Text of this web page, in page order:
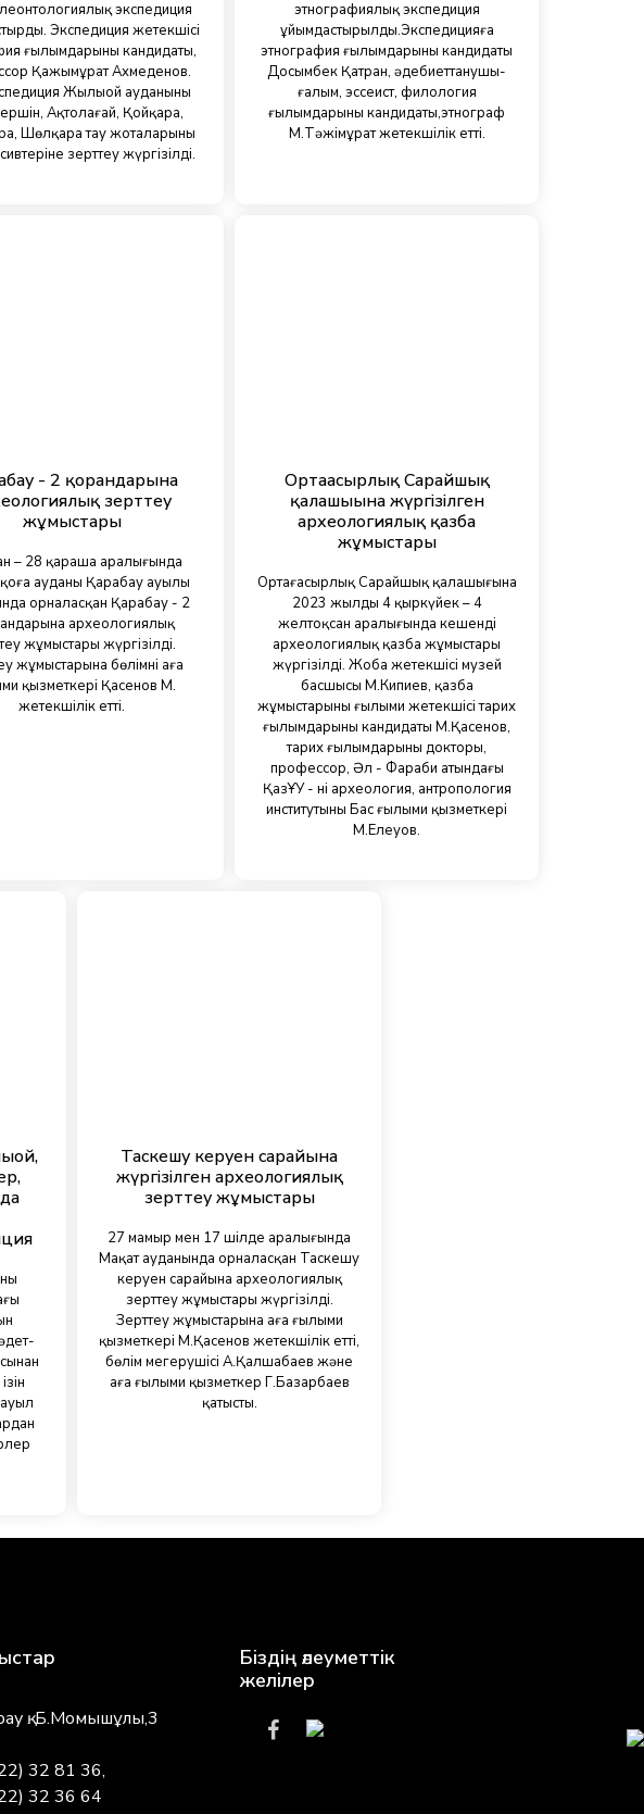
экспедиция
Экспедиция жетекшісі
ғылымдарының кандидаты,
Қажымұрат Ахмеденов.
Жылыой ауданының
Ақтолағай, Қойқара,
Шөлқара тау жоталарының
зерттеу жүргізілді.
этнографиялық экспедиция
ұйымдастырылды.Экспедицияға
этнография ғылымдарының кандидаты
Досымбек Қатран, әдебиеттанушы-
ғалым, эссеист, филология
ғылымдарының кандидаты,этнограф
М.Тәжімұрат жетекшілік етті.
- 2 қорғандарына
зерттеу
жұмыстары
– 28 қараша аралығында
ауданы Қарабау ауылы
орналасқан Қарабау - 2
археологиялық
жұмыстары жүргізілді.
жұмыстарына бөлімнің аға
қызметкері Қасенов М.
жетекшілік етті.
Ортағасырлық Сарайшық
қалашығына жүргізілген
археологиялық қазба
жұмыстары
Ортағасырлық Сарайшық қалашығына
2023 жылдың 4 қыркүйек – 4
желтоқсан аралығында кешенді
археологиялық қазба жұмыстары
жүргізілді. Жоба жетекшісі музей
басшысы М.Кипиев, қазба
жұмыстарының ғылыми жетекшісі тарих
ғылымдарының кандидаты М.Қасенов,
тарих ғылымдарының докторы,
профессор, Әл - Фараби атындағы
ҚазҰУ - нің археология, антропология
институтының Бас ғылыми қызметкері
М.Елеуов.
Таскешу керуен сарайына
жүргізілген археологиялық
зерттеу жұмыстары
27 мамыр мен 17 шілде аралығында
Мақат ауданында орналасқан Таскешу
керуен сарайына археологиялық
зерттеу жұмыстары жүргізілді.
Зерттеу жұмыстарына аға ғылыми
қызметкері М.Қасенов жетекшілік етті,
бөлім меңгерушісі А.Қалшабаев және
аға ғылыми қызметкер Г.Базарбаев
қатысты.
қ. Б.Момышұлы,3
32 81 36,
32 36 64
Біздің әлеуметтік
желілер